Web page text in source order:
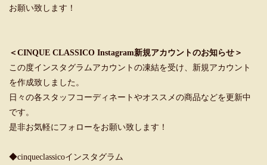
お願い致します！
＜CINQUE CLASSICO Instagram新規アカウントのお知らせ＞
この度インスタグラムアカウントの凍結を受け、新規アカウント
を作成致しました。
日々の各スタッフコーディネートやオススメの商品などを更新中
です。
是非お気軽にフォローをお願い致します！
◆cinqueclassicoインスタグラム